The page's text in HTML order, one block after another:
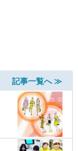
記事一覧へ ≫